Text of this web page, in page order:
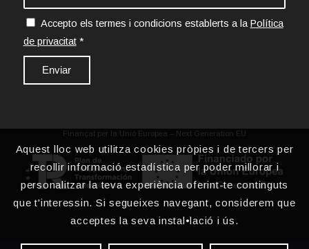
Accepto els termes i condicions establerts a la Política
de privacitat *
Finançat per la Unió Europea – Next Generation EU
Aquest lloc web utilitza cookies pròpies i de tercers per
recollir informació estadística per poder millorar i
personalitzar la teva experiència oferint-te continguts
que t'interessin. Si segueixes navegant, considerem que
acceptes la seva instal•lació i ús.